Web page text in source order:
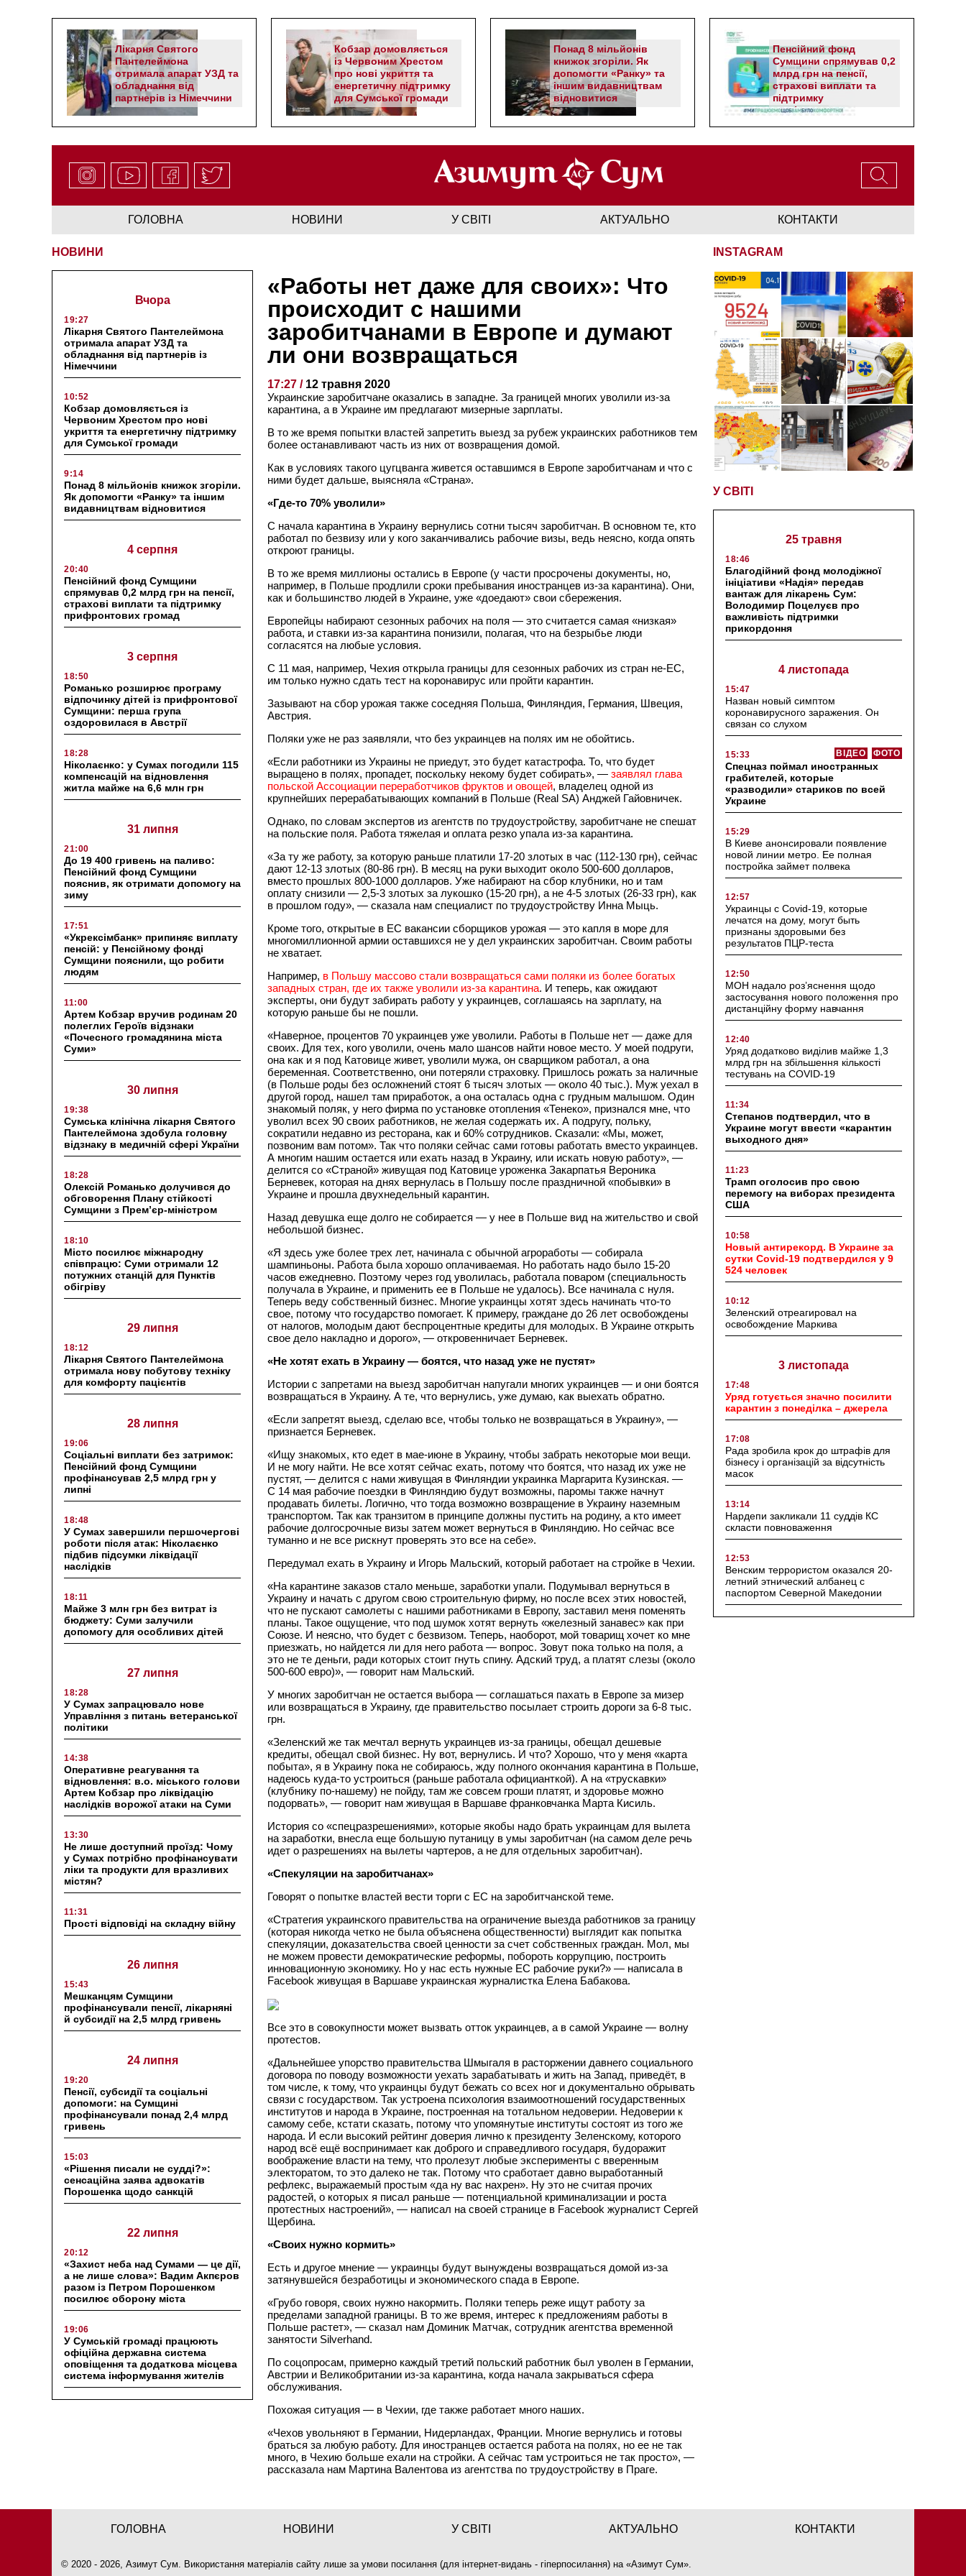
Лікарня Святого
Пантелеймона
отримала апарат УЗД та
обладнання від
партнерів із Німеччини
Кобзар домовляється
із Червоним Хрестом
про нові укриття та
енергетичну підтримку
для Сумської громади
Понад 8 мільйонів
книжок згоріли. Як
допомогти «Ранку» та
іншим видавництвам
відновитися
Пенсійний фонд
Сумщини спрямував 0,2
млрд грн на пенсії,
страхові виплати та
підтримку
прифронтових громад
ГОЛОВНА НОВИНИ У СВІТІ АКТУАЛЬНО КОНТАКТИ
НОВИНИ
Вчора
19:27
Лікарня Святого Пантелеймона
отримала апарат УЗД та
обладнання від партнерів із
Німеччини
10:52
Кобзар домовляється із
Червоним Хрестом про нові
укриття та енергетичну підтримку
для Сумської громади
9:14
Понад 8 мільйонів книжок згоріли.
Як допомогти «Ранку» та іншим
видавництвам відновитися
4 серпня
20:40
Пенсійний фонд Сумщини
спрямував 0,2 млрд грн на пенсії,
страхові виплати та підтримку
прифронтових громад
3 серпня
18:50
Романько розширює програму
відпочинку дітей із прифронтової
Сумщини: перша група
оздоровилася в Австрії
18:28
Ніколаєнко: у Сумах погодили 115
компенсацій на відновлення
житла майже на 6,6 млн грн
31 липня
21:00
До 19 400 гривень на паливо:
Пенсійний фонд Сумщини
пояснив, як отримати допомогу на
зиму
17:51
«Укрексімбанк» припиняє виплату
пенсій: у Пенсійному фонді
Сумщини пояснили, що робити
людям
11:00
Артем Кобзар вручив родинам 20
полеглих Героїв відзнаки
«Почесного громадянина міста
Суми»
30 липня
19:38
Сумська клінічна лікарня Святого
Пантелеймона здобула головну
відзнаку в медичній сфері України
18:28
Олексій Романько долучився до
обговорення Плану стійкості
Сумщини з Прем’єр-міністром
18:10
Місто посилює міжнародну
співпрацю: Суми отримали 12
потужних станцій для Пунктів
обігріву
29 липня
18:12
Лікарня Святого Пантелеймона
отримала нову побутову техніку
для комфорту пацієнтів
28 липня
19:06
Соціальні виплати без затримок:
Пенсійний фонд Сумщини
профінансував 2,5 млрд грн у
липні
18:48
У Сумах завершили першочергові
роботи після атак: Ніколаєнко
підбив підсумки ліквідації
наслідків
18:11
Майже 3 млн грн без витрат із
бюджету: Суми залучили
допомогу для особливих дітей
27 липня
18:28
У Сумах запрацювало нове
Управління з питань ветеранської
політики
14:38
Оперативне реагування та
відновлення: в.о. міського голови
Артем Кобзар про ліквідацію
наслідків ворожої атаки на Суми
13:30
Не лише доступний проїзд: Чому
у Сумах потрібно профінансувати
ліки та продукти для вразливих
містян?
11:31
Прості відповіді на складну війну
26 липня
15:43
Мешканцям Сумщини
профінансували пенсії, лікарняні
й субсидії на 2,5 млрд гривень
24 липня
19:20
Пенсії, субсидії та соціальні
допомоги: на Сумщині
профінансували понад 2,4 млрд
гривень
15:03
«Рішення писали не судді?»:
сенсаційна заява адвокатів
Порошенка щодо санкцій
22 липня
20:12
«Захист неба над Сумами — це дії,
а не лише слова»: Вадим Акпєров
разом із Петром Порошенком
посилює оборону міста
19:06
У Сумській громаді працюють
офіційна державна система
оповіщення та додаткова місцева
система інформування жителів
«Работы нет даже для своих»: Что
происходит с нашими
заробитчанами в Европе и думают
ли они возвращаться
17:27 / 12 травня 2020
Украинские заробитчане оказались в западне. За границей многих уволили из-за
карантина, а в Украине им предлагают мизерные зарплаты.
В то же время попытки властей запретить выезд за рубеж украинских работников тем
более останавливают часть из них от возвращения домой.
Как в условиях такого цугцванга живется оставшимся в Европе заробитчанам и что с
ними будет дальше, выясняла «Страна».
«Где-то 70% уволили»
С начала карантина в Украину вернулись сотни тысяч заробитчан. В основном те, кто
работал по безвизу или у кого заканчивались рабочие визы, ведь неясно, когда опять
откроют границы.
В то же время миллионы остались в Европе (у части просрочены документы, но,
например, в Польше продлили сроки пребывания иностранцев из-за карантина). Они,
как и большинство людей в Украине, уже «доедают» свои сбережения.
Европейцы набирают сезонных рабочих на поля — это считается самая «низкая»
работа, и ставки из-за карантина понизили, полагая, что на безрыбье люди
согласятся на любые условия.
С 11 мая, например, Чехия открыла границы для сезонных рабочих из стран не-ЕС,
им только нужно сдать тест на коронавирус или пройти карантин.
Зазывают на сбор урожая также соседняя Польша, Финляндия, Германия, Швеция,
Австрия.
Поляки уже не раз заявляли, что без украинцев на полях им не обойтись.
«Если работники из Украины не приедут, это будет катастрофа. То, что будет
выращено в полях, пропадет, поскольку некому будет собирать», — заявлял глава
польской Ассоциации переработчиков фруктов и овощей, владелец одной из
крупнейших перерабатывающих компаний в Польше (Real SA) Анджей Гайовничек.
Однако, по словам экспертов из агентств по трудоустройству, заробитчане не спешат
на польские поля. Работа тяжелая и оплата резко упала из-за карантина.
«За ту же работу, за которую раньше платили 17-20 злотых в час (112-130 грн), сейчас
дают 12-13 злотых (80-86 грн). В месяц на руки выходит около 500-600 долларов,
вместо прошлых 800-1000 долларов. Уже набирают на сбор клубники, но и там
оплату снизили — 2,5-3 злотых за лукошко (15-20 грн), а не 4-5 злотых (26-33 грн), как
в прошлом году», — сказала нам специалист по трудоустройству Инна Мыць.
Кроме того, открытые в ЕС вакансии сборщиков урожая — это капля в море для
многомиллионной армии оставшихся не у дел украинских заробитчан. Своим работы
не хватает.
Например, в Польшу массово стали возвращаться сами поляки из более богатых
западных стран, где их также уволили из-за карантина. И теперь, как ожидают
эксперты, они будут забирать работу у украинцев, соглашаясь на зарплату, на
которую раньше бы не пошли.
«Наверное, процентов 70 украинцев уже уволили. Работы в Польше нет — даже для
своих. Для тех, кого уволили, очень мало шансов найти новое место. У моей подруги,
она как и я под Катовице живет, уволили мужа, он сварщиком работал, а она
беременная. Соответственно, они потеряли страховку. Пришлось рожать за наличные
(в Польше роды без осложнений стоят 6 тысяч злотых — около 40 тыс.). Муж уехал в
другой город, нашел там приработок, а она осталась одна с грудным малышом. Один
знакомый поляк, у него фирма по установке отопления «Тенеко», признался мне, что
уволил всех 90 своих работников, не желая содержать их. А подругу, польку,
сократили недавно из ресторана, как и 60% сотрудников. Сказали: «Мы, может,
позвоним вам потом». Так что поляки сейчас сами готовы работать вместо украинцев.
А многим нашим остается или ехать назад в Украину, или искать новую работу», —
делится со «Страной» живущая под Катовице уроженка Закарпатья Вероника
Берневек, которая на днях вернулась в Польшу после праздничной «побывки» в
Украине и прошла двухнедельный карантин.
Назад девушка еще долго не собирается — у нее в Польше вид на жительство и свой
небольшой бизнес.
«Я здесь уже более трех лет, начинала с обычной агроработы — собирала
шампиньоны. Работа была хорошо оплачиваемая. Но работать надо было 15-20
часов ежедневно. Поэтому через год уволилась, работала поваром (специальность
получала в Украине, и применить ее в Польше не удалось). Все начинала с нуля.
Теперь веду собственный бизнес. Многие украинцы хотят здесь начинать что-то
свое, потому что государство помогает. К примеру, граждане до 26 лет освобождены
от налогов, молодым дают беспроцентные кредиты для молодых. В Украине открыть
свое дело накладно и дорого», — откровенничает Берневек.
«Не хотят ехать в Украину — боятся, что назад уже не пустят»
Истории с запретами на выезд заробитчан напугали многих украинцев — и они боятся
возвращаться в Украину. А те, что вернулись, уже думаю, как выехать обратно.
«Если запретят выезд, сделаю все, чтобы только не возвращаться в Украину», —
признается Берневек.
«Ищу знакомых, кто едет в мае-июне в Украину, чтобы забрать некоторые мои вещи.
И не могу найти. Не все хотят сейчас ехать, потому что боятся, что назад их уже не
пустят, — делится с нами живущая в Финляндии украинка Маргарита Кузинская. —
С 14 мая рабочие поездки в Финляндию будут возможны, паромы также начнут
продавать билеты. Логично, что тогда возможно возвращение в Украину наземным
транспортом. Так как транзитом в принципе должны пустить на родину, а кто имеет
рабочие долгосрочные визы затем может вернуться в Финляндию. Но сейчас все
туманно и не все рискнут проверять это все на себе».
Передумал ехать в Украину и Игорь Мальский, который работает на стройке в Чехии.
«На карантине заказов стало меньше, заработки упали. Подумывал вернуться в
Украину и начать с другом свою строительную фирму, но после всех этих новостей,
что не пускают самолеты с нашими работниками в Европу, заставил меня поменять
планы. Такое ощущение, что под шумок хотят вернуть «железный занавес» как при
Союзе. И неясно, что будет с безвизом. Теперь, наоборот, мой товарищ хочет ко мне
приезжать, но найдется ли для него работа — вопрос. Зовут пока только на поля, а
это не те деньги, ради которых стоит гнуть спину. Адский труд, а платят слезы (около
500-600 евро)», — говорит нам Мальский.
У многих заробитчан не остается выбора — соглашаться пахать в Европе за мизер
или возвращаться в Украину, где правительство посылает строить дороги за 6-8 тыс.
грн.
«Зеленский же так мечтал вернуть украинцев из-за границы, обещал дешевые
кредиты, обещал свой бизнес. Ну вот, вернулись. И что? Хорошо, что у меня «карта
побыта», я в Украину пока не собираюсь, жду полного окончания карантина в Польше,
надеюсь куда-то устроиться (раньше работала официанткой). А на «трускавки»
(клубнику по-нашему) не пойду, там же совсем гроши платят, и здоровье можно
подорвать», — говорит нам живущая в Варшаве франковчанка Марта Кисиль.
История со «спецразрешениями», которые якобы надо брать украинцам для вылета
на заработки, внесла еще большую путаницу в умы заробитчан (на самом деле речь
идет о разрешениях на вылеты чартеров, а не для отдельных заробитчан).
«Спекуляции на заробитчанах»
Говорят о попытке властей вести торги с ЕС на заробитчанской теме.
«Стратегия украинского правительства на ограничение выезда работников за границу
(которая никогда четко не была объяснена общественности) выглядит как попытка
спекуляции, доказательства своей ценности за счет собственных граждан. Мол, мы
не можем провести демократические реформы, побороть коррупцию, построить
инновационную экономику. Но у нас есть нужные ЕС рабочие руки?» — написала в
Facebook живущая в Варшаве украинская журналистка Елена Бабакова.
Все это в совокупности может вызвать отток украинцев, а в самой Украине — волну
протестов.
«Дальнейшее упорство правительства Шмыгаля в расторжении давнего социального
договора по поводу возможности уехать зарабатывать и жить на Запад, приведёт, в
том числе, к тому, что украинцы будут бежать со всех ног и документально обрывать
связи с государством. Так устроена психология взаимоотношений государственных
институтов и народа в Украине, построенная на тотальном недоверии. Недоверии к
самому себе, кстати сказать, потому что упомянутые институты состоят из того же
народа. И если высокий рейтинг доверия лично к президенту Зеленскому, которого
народ всё ещё воспринимает как доброго и справедливого государя, будоражит
воображение власти на тему, что пролезут любые эксперименты с вверенным
электоратом, то это далеко не так. Потому что сработает давно выработанный
рефлекс, выражаемый простым «да ну вас нахрен». Ну это не считая прочих
радостей, о которых я писал раньше — потенциальной криминализации и роста
протестных настроений», — написал на своей странице в Facebook журналист Сергей
Щербина.
«Своих нужно кормить»
Есть и другое мнение — украинцы будут вынуждены возвращаться домой из-за
затянувшейся безработицы и экономического спада в Европе.
«Грубо говоря, своих нужно накормить. Поляки теперь реже ищут работу за
пределами западной границы. В то же время, интерес к предложениям работы в
Польше растет», — сказал нам Доминик Матчак, сотрудник агентства временной
занятости Silverhand.
По соцопросам, примерно каждый третий польский работник был уволен в Германии,
Австрии и Великобритании из-за карантина, когда начала закрываться сфера
обслуживания.
Похожая ситуация — в Чехии, где также работает много наших.
«Чехов увольняют в Германии, Нидерландах, Франции. Многие вернулись и готовы
браться за любую работу. Для иностранцев остается работа на полях, но ее не так
много, в Чехию больше ехали на стройки. А сейчас там устроиться не так просто», —
рассказала нам Мартина Валентова из агентства по трудоустройству в Праге.
INSTAGRAM
У СВІТІ
25 травня
18:46
Благодійний фонд молодіжної
ініціативи «Надія» передав
вантаж для лікарень Сум:
Володимир Поцелуєв про
важливість підтримки
прикордоння
4 листопада
15:47
Назван новый симптом
коронавирусного заражения. Он
связан со слухом
15:33 ФОТО
ВІДЕО
Спецназ поймал иностранных
грабителей, которые
«разводили» стариков по всей
Украине
15:29
В Киеве анонсировали появление
новой линии метро. Ее полная
постройка займет полвека
12:57
Украинцы с Covid-19, которые
лечатся на дому, могут быть
признаны здоровыми без
результатов ПЦР-теста
12:50
МОН надало роз’яснення щодо
застосування нового положення про
дистанційну форму навчання
12:40
Уряд додатково виділив майже 1,3
млрд грн на збільшення кількості
тестувань на COVID-19
11:34
Степанов подтвердил, что в
Украине могут ввести «карантин
выходного дня»
11:23
Трамп оголосив про свою
перемогу на виборах президента
США
10:58
Новый антирекорд. В Украине за
сутки Covid-19 подтвердился у 9
524 человек
10:12
Зеленский отреагировал на
освобождение Маркива
3 листопада
17:48
Уряд готується значно посилити
карантин з понеділка – джерела
17:08
Рада зробила крок до штрафів для
бізнесу і організацій за відсутність
масок
13:14
Нардепи закликали 11 суддів КС
скласти повноваження
12:53
Венским террористом оказался 20-
летний этнический албанец с
паспортом Северной Македонии
ГОЛОВНА НОВИНИ У СВІТІ АКТУАЛЬНО КОНТАКТИ
© 2020 - 2026, Азимут Сум. Використання матеріалів сайту лише за умови посилання (для інтернет-видань - гіперпосилання) на «Азимут Сум».